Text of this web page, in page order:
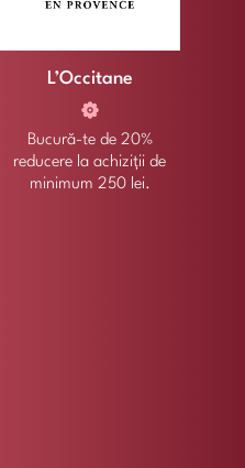
L’Occitane
Bucură-te de 20%
reducere la achiziții de
minimum 250 lei.